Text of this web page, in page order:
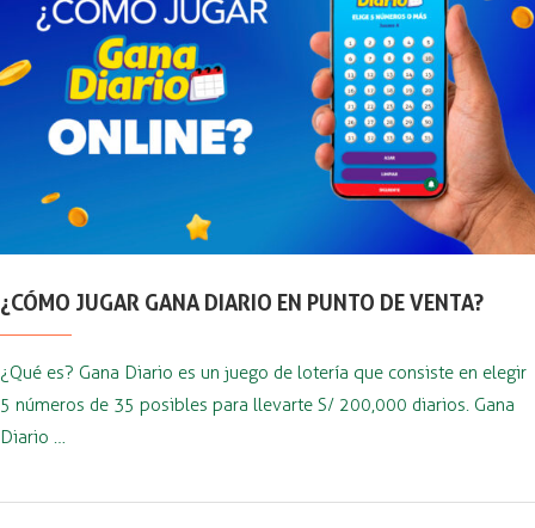
¿CÓMO JUGAR GANA DIARIO EN PUNTO DE VENTA?
¿Qué es? Gana Diario es un juego de lotería que consiste en elegir
5 números de 35 posibles para llevarte S/ 200,000 diarios. Gana
Diario …